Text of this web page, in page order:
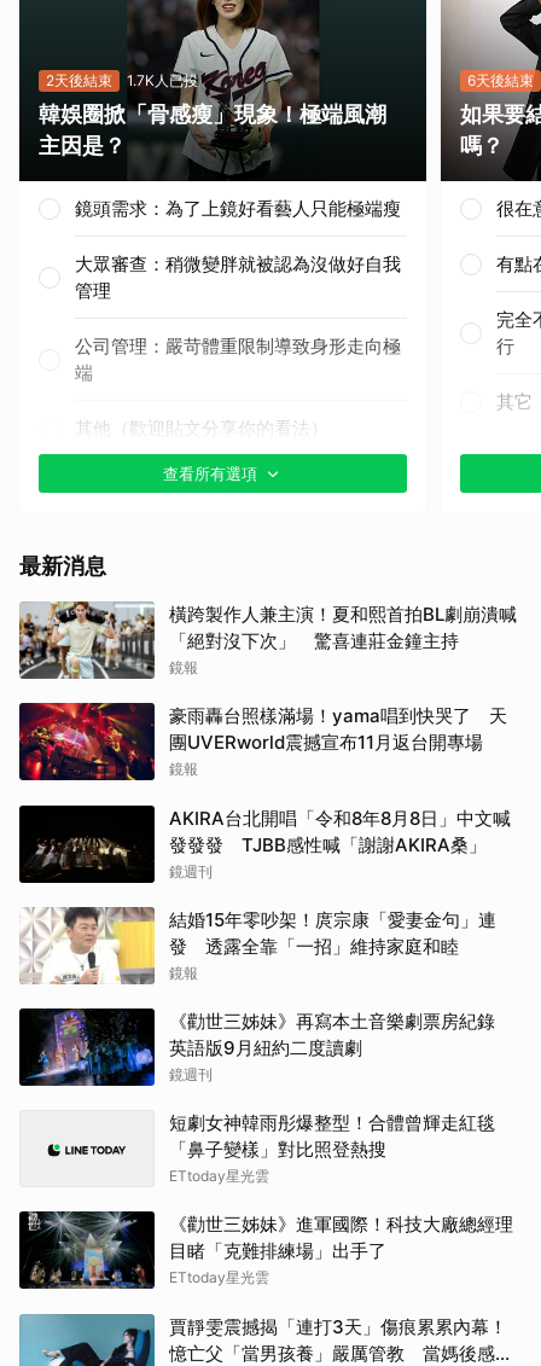
2天後結束 1.7K人已投
韓娛圈掀「骨感瘦」現象！極端風潮
主因是？
鏡頭需求：為了上鏡好看藝人只能極端瘦
大眾審查：稍微變胖就被認為沒做好自我
管理
公司管理：嚴苛體重限制導致身形走向極
端
其他（歡迎貼文分享你的看法）
查看所有選項
6天後結束
如果要
嗎？
很在
有點
完全
行
其它
最新消息
橫跨製作人兼主演！夏和熙首拍BL劇崩潰喊
「絕對沒下次」 驚喜連莊金鐘主持
鏡報
豪雨轟台照樣滿場！yama唱到快哭了 天
團UVERworld震撼宣布11月返台開專場
鏡報
AKIRA台北開唱「令和8年8月8日」中文喊
發發發 TJBB感性喊「謝謝AKIRA桑」
鏡週刊
結婚15年零吵架！庹宗康「愛妻金句」連
發 透露全靠「一招」維持家庭和睦
鏡報
《勸世三姊妹》再寫本土音樂劇票房紀錄
英語版9月紐約二度讀劇
鏡週刊
短劇女神韓雨彤爆整型！合體曾輝走紅毯
「鼻子變樣」對比照登熱搜
ETtoday星光雲
《勸世三姊妹》進軍國際！科技大廠總經理
目睹「克難排練場」出手了
ETtoday星光雲
賈靜雯震撼揭「連打3天」傷痕累累內幕！
憶亡父「當男孩養」嚴厲管教 當媽後感